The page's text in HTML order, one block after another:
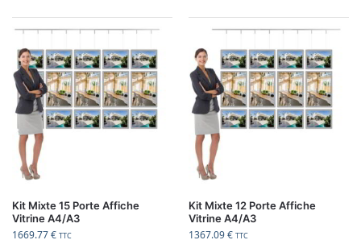
Kit Mixte 15 Porte Affiche
Vitrine A4/A3
1669.77€ TTC
Kit Mixte 12 Porte Affiche
Vitrine A4/A3
1367.09€ TTC